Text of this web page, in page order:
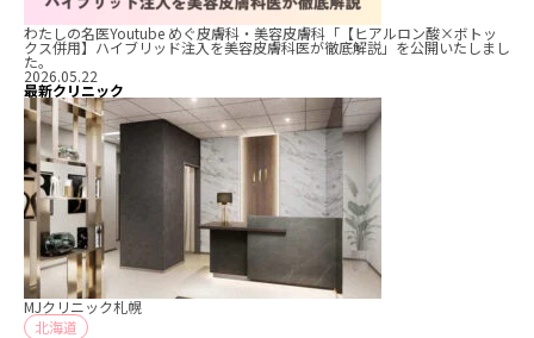
わたしの名医Youtube めぐ皮膚科・美容皮膚科「【ヒアルロン酸×ボトッ
クス併用】ハイブリッド注入を美容皮膚科医が徹底解説」を公開いたしまし
た。
2026.05.22
最新クリニック
MJクリニック札幌
北海道